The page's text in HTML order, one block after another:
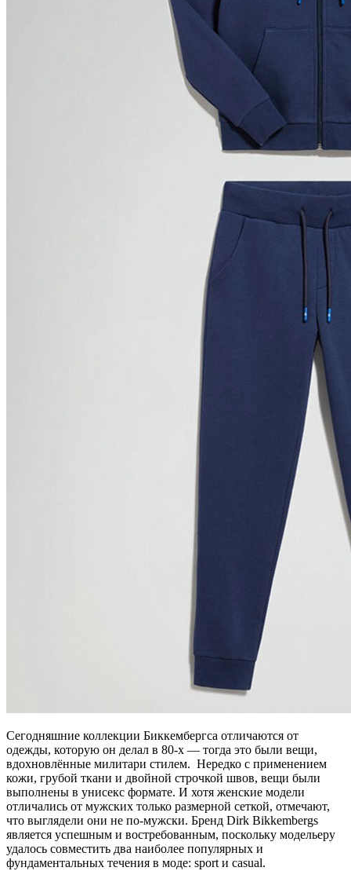
Сегодняшние коллекции Биккембергса отличаются от
одежды, которую он делал в 80-х — тогда это были вещи,
вдохновлённые милитари стилем. Нередко с применением
кожи, грубой ткани и двойной строчкой швов, вещи были
выполнены в унисекс формате. И хотя женские модели
отличались от мужских только размерной сеткой, отмечают,
что выглядели они не по-мужски. Бренд Dirk Bikkembergs
является успешным и востребованным, поскольку модельеру
удалось совместить два наиболее популярных и
фундаментальных течения в моде: sport и casual.